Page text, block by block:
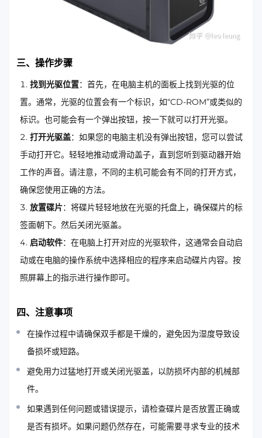
三、操作步骤
找到光驱位置：首先，在电脑主机的面板上找到光驱的位
置。通常，光驱的位置会有一个标识，如“CD-ROM”或类似的
标识。也可能会有一个弹出按钮，按一下就可以打开光驱。
打开光驱盖：如果您的电脑主机没有弹出按钮，您可以尝试
手动打开它。轻轻地推动或滑动盖子，直到您听到驱动器开始
工作的声音。请注意，不同的主机可能会有不同的打开方式，
确保您使用正确的方法。
放置碟片：将碟片轻轻地放在光驱的托盘上，确保碟片的标
签面朝下。然后关闭光驱盖。
启动软件：在电脑上打开对应的光驱软件，这通常会自动启
动或在电脑的操作系统中选择相应的程序来启动碟片内容。按
照屏幕上的指示进行操作即可。
四、注意事项
在操作过程中请确保双手都是干燥的，避免因为湿度导致设
备损坏或短路。
避免用力过猛地打开或关闭光驱盖，以防损坏内部的机械部
件。
如果遇到任何问题或错误提示，请检查碟片是否放置正确或
是否有损坏。如果问题仍然存在，可能需要寻求专业的技术